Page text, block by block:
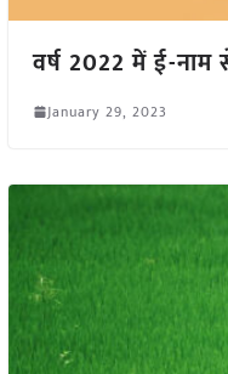
वर्ष 2022 में ई-नाम
January 29, 2023